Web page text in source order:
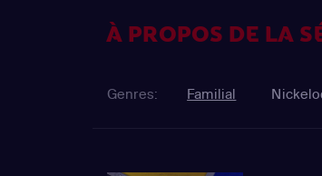
À PROPOS DE LA
Genres: Familial